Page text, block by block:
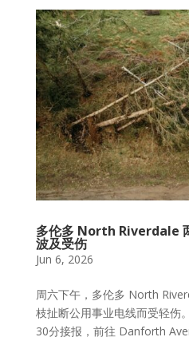
多伦多 North Riverdale
波及受伤
Jun 6, 2026
周六下午，多伦多 North
枝扯断公用事业电线而受轻伤
30分接报，前往 Danforth